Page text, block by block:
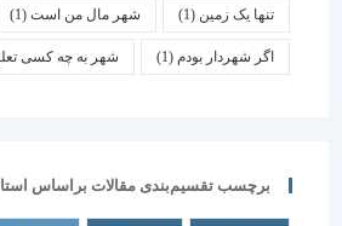
تنها یک زمین(1) شهر مال من است(1)
اگر شهردار بودم (1) شهر به چه کسی تعلق دارد(1)
برچسب تقسیم‌بندی مقالات براساس استان